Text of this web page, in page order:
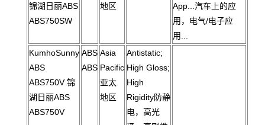
锦湖日丽ABS
ABS750SW
地区
App...汽车上的应
用，电气/电子应
用...
KumhoSunny
ABS
ABS750V 锦
湖日丽ABS
ABS750V
ABS
ABS
Asia
Pacific
亚太
地区
Antistatic;
High Gloss;
High
Rigidity防静
电，高光